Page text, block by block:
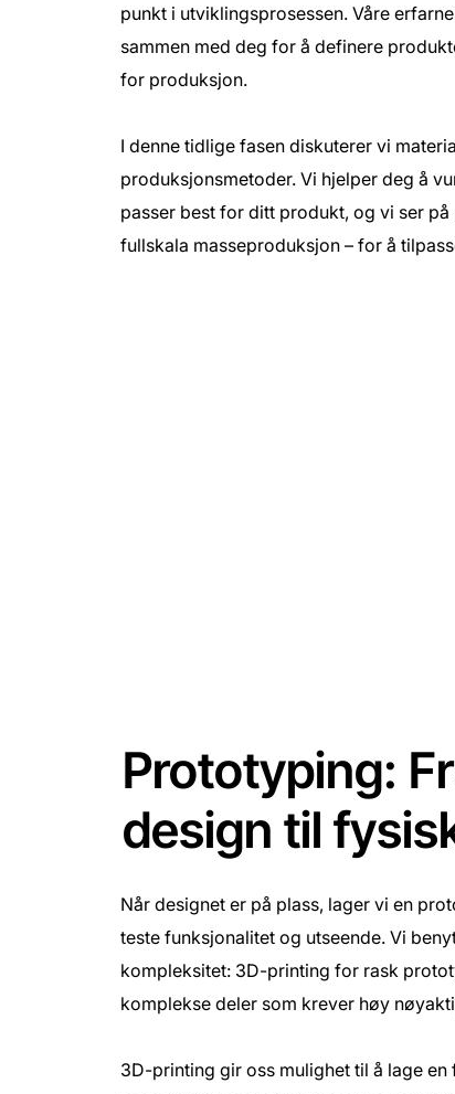
punkt i utviklingsprosessen. Våre
sammen med deg for å definere
for produksjon.
I denne tidlige fasen diskuterer vi
produksjonsmetoder. Vi hjelper deg å
passer best for ditt produkt, og vi ser
fullskala masseproduksjon – for å
Prototyping:
design til
Når designet er på plass, lager vi en
teste funksjonalitet og utseende. Vi
kompleksitet: 3D-printing for rask
komplekse deler som krever høy
3D-printing gir oss mulighet til å lage